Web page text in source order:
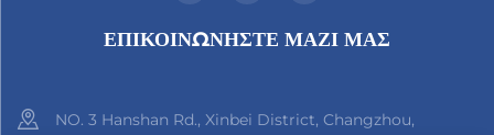
ΕΠΙΚΟΙΝΩΝΗΣΤΕ ΜΑΖΙ ΜΑΣ
NO. 3 Hanshan Rd., Xinbei District, Changzhou,